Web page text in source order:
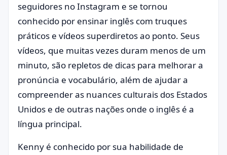
seguidores no Instagram e se tornou
conhecido por ensinar inglês com truques
práticos e vídeos superdiretos ao ponto. Seus
vídeos, que muitas vezes duram menos de um
minuto, são repletos de dicas para melhorar a
pronúncia e vocabulário, além de ajudar a
compreender as nuances culturais dos Estados
Unidos e de outras nações onde o inglês é a
língua principal.
Kenny é conhecido por sua habilidade de